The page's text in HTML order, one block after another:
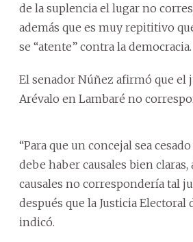
de la suplencia el lugar no
además que es muy repititivo
se “atente” contra la democracia.
El senador Núñez afirmó que el
Arévalo en Lambaré no
“Para que un concejal sea
debe haber causales bien claras,
causales no correspondería tal
después que la Justicia Electoral
indicó.